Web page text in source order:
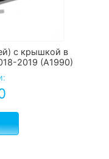
с крышкой в
2019 (A1990)